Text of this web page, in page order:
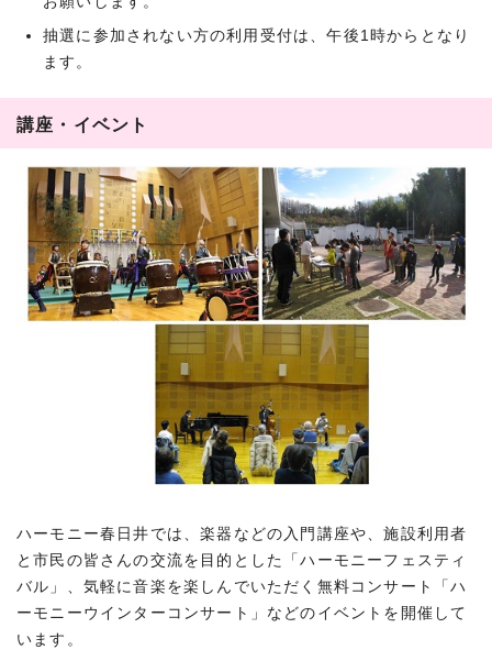
抽選に参加されない方の利用受付は、午後1時からとなり
ます。
講座・イベント
ハーモニー春日井では、楽器などの入門講座や、施設利用者
と市民の皆さんの交流を目的とした「ハーモニーフェスティ
バル」、気軽に音楽を楽しんでいただく無料コンサート「ハ
ーモニーウインターコンサート」などのイベントを開催して
います。